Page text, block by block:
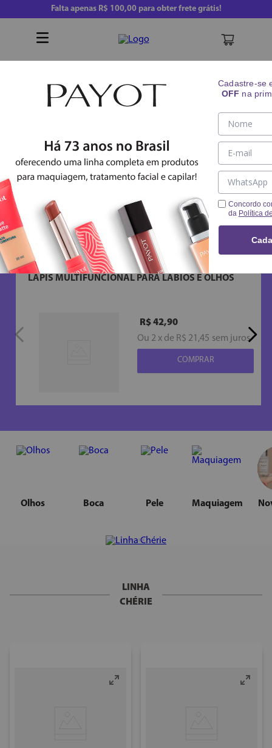
Falta apenas R$ 100,00para obter frete grátis!
Ofertas que e acabam hoje!
1 0 : 3 7
LÁPIS MULTIFUNCIONAL PARA LÁBIOS E OLHOS
R$42,90
Ou 2 x de R$ 21,45 sem juros
Olhos Boca Pele Maquiagem
LINHA
CHÉRIE
Cadastre-se
OFF na
Concordo
da Política